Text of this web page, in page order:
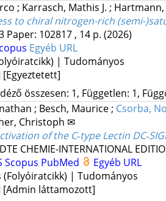
; Karrasch, Mathis J. ; Hartmann,
to chiral nitrogen-rich (semi-
Paper: 102817 , 14 p. (2026)
Egyéb URL
| Tudományos
[Egyeztetett]
összesen: 1, Független: 1,
; Besch, Maurice; Csorba,
Christoph ✉
of the C‐type Lectin
CHEMIE-INTERNATIONAL
Scopus PubMed
Egyéb URL
(Folyóiratcikk) | Tudományos
[Admin láttamozott]